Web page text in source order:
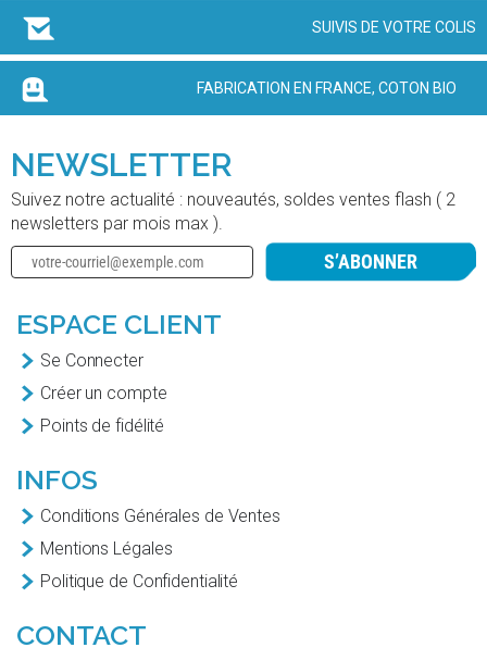
SUIVIS DE VOTRE COLIS
FABRICATION EN FRANCE, COTON BIO
NEWSLETTER
Suivez notre actualité : nouveautés, soldes ventes flash ( 2
newsletters par mois max ).
S’ABONNER
ESPACE CLIENT
Se Connecter
Créer un compte
Points de fidélité
INFOS
Conditions Générales de Ventes
Mentions Légales
Politique de Confidentialité
CONTACT